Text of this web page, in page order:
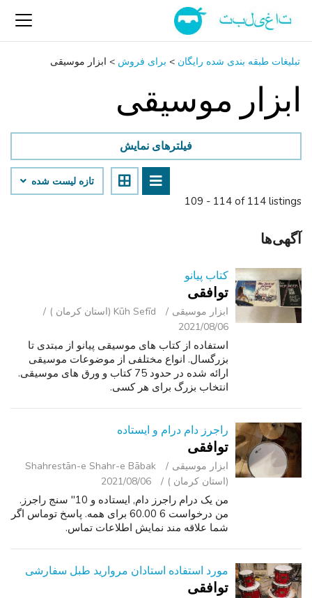
تبلیغات طبقه بندی شده رایگان > برای فروش > ابزار موسیقی
ابزار موسیقی
109 - 114 of 114 listings
فیلترهای نمایش
تازه لیست شده
آگهی‌ها
کتاب پیانو
توافقی
ابزار موسیقی
Kūh Sefīd (استان کرمان )
2021/08/06
استفاده از کتاب های موسیقی پیانو از مبتدی تا
بزرگسال. انواع مختلفی از موضوعات موسیقی
ارائه شده در حدود 75 کتاب و ورق های موسیقی.
انتخاب بزرگ برای هر کسی.
راجرز دام درام و ایستاده
توافقی
ابزار موسیقی
Shahrestān-e Shahr-e Bābak
(استان کرمان )
2021/08/06
من یک درام راجرز دام, ایستاده و 10" سنج راجرز.
من درخواست 6 60.00 برای همه. پاسخ توماس اگر
شما علاقه مند نمایش اطلاعات تماس.
مورد استفاده استادان مروارید طبل سفارشی
توافقی